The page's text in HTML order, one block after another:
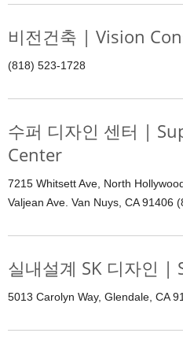
비전건축 | Vision
(818) 523-1728
수퍼 디자인 센터 |
Center
7215 Whitsett Ave, North
Valjean Ave. Van Nuys, CA 91406
실내설계 SK 디자인 |
5013 Carolyn Way, Glendale, CA